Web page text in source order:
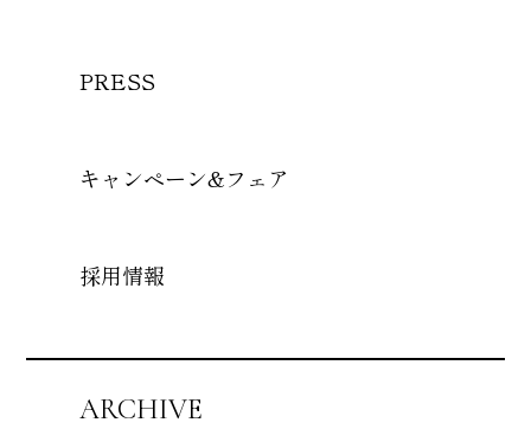
PRESS
キャンペーン&フェア
採用情報
ARCHIVE